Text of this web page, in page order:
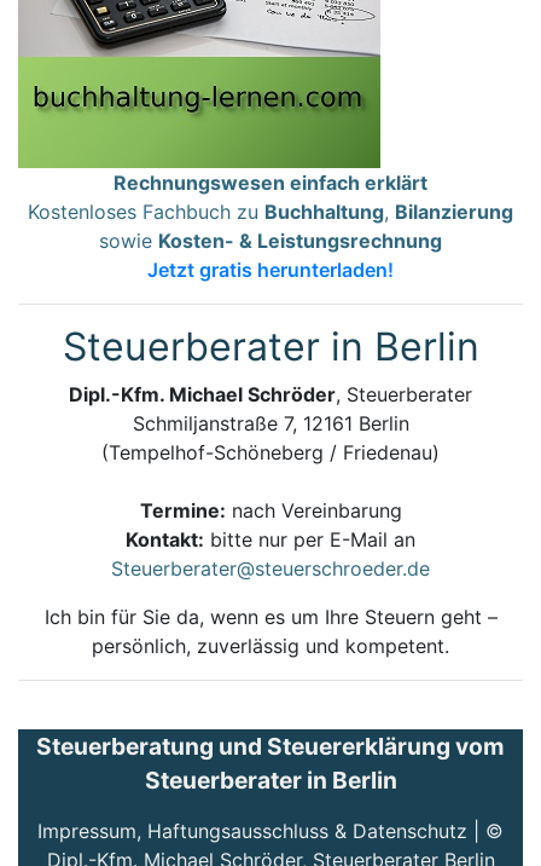
Rechnungswesen einfach erklärt
Kostenloses Fachbuch zu Buchhaltung, Bilanzierung
sowie Kosten- & Leistungsrechnung
Jetzt gratis herunterladen!
Steuerberater in Berlin
Dipl.-Kfm. Michael Schröder, Steuerberater
Schmiljanstraße 7, 12161 Berlin
(Tempelhof-Schöneberg / Friedenau)
Termine: nach Vereinbarung
Kontakt: bitte nur per E-Mail an
Steuerberater@steuerschroeder.de
Ich bin für Sie da, wenn es um Ihre Steuern geht –
persönlich, zuverlässig und kompetent.
Steuerberatung und Steuererklärung vom
Steuerberater in Berlin
Impressum, Haftungsausschluss & Datenschutz | ©
Dipl.-Kfm. Michael Schröder, Steuerberater Berlin